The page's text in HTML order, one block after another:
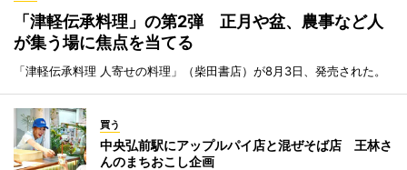
「津軽伝承料理」の第2弾 正月や盆、農事など人
が集う場に焦点を当てる
「津軽伝承料理 人寄せの料理」（柴田書店）が8月3日、発売された。
買う
中央弘前駅にアップルパイ店と混ぜそば店 王林さ
んのまちおこし企画